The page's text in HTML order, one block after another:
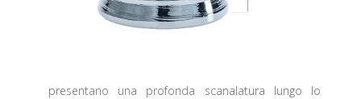
presentano una profonda scanalatura lungo lo